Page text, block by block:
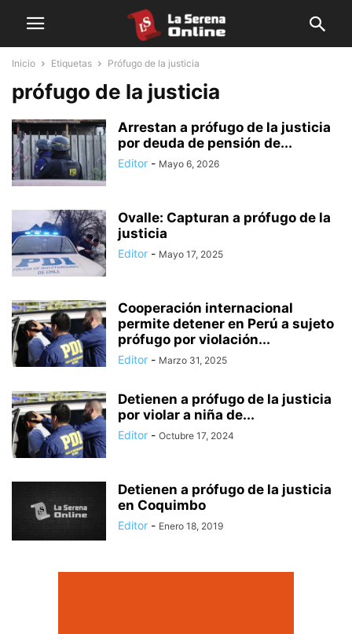
Inicio Etiquetas Prófugo de la justicia
prófugo de la justicia
Arrestan a prófugo de la justicia
por deuda de pensión de...
Editor - Mayo 6, 2026
Ovalle: Capturan a prófugo de la
justicia
Editor - Mayo 17, 2025
Cooperación internacional
permite detener en Perú a sujeto
prófugo por violación...
Editor - Marzo 31, 2025
Detienen a prófugo de la justicia
por violar a niña de...
Editor - Octubre 17, 2024
Detienen a prófugo de la justicia
en Coquimbo
Editor - Enero 18, 2019